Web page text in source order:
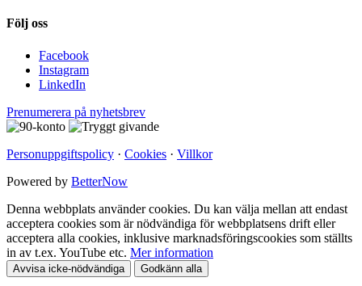
Följ oss
Facebook
Instagram
LinkedIn
Prenumerera på nyhetsbrev
Personuppgiftspolicy · Cookies · Villkor
Powered by BetterNow
Denna webbplats använder cookies. Du kan välja mellan att endast
acceptera cookies som är nödvändiga för webbplatsens drift eller
acceptera alla cookies, inklusive marknadsföringscookies som ställts
in av t.ex. YouTube etc. Mer information
Avvisa icke-nödvändiga Godkänn alla